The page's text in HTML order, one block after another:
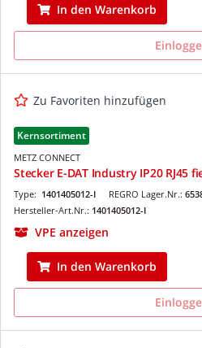
In den Warenkorb
Zu Favoriten hinzufügen
Kernsortiment
METZ CONNECT
Stecker E-DAT Industry IP20 RJ45
REGRO Lager.Nr.:
Type: 1401405012-I
Hersteller-Art.Nr.: 1401405012-I
VPE anzeigen
In den Warenkorb